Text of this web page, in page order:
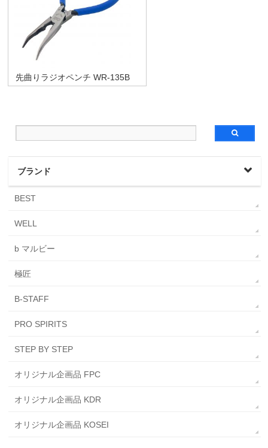
先曲りラジオペンチ WR-135B
ブランド
BEST
WELL
b マルビー
極匠
B-STAFF
PRO SPIRITS
STEP BY STEP
オリジナル企画品 FPC
オリジナル企画品 KDR
オリジナル企画品 KOSEI